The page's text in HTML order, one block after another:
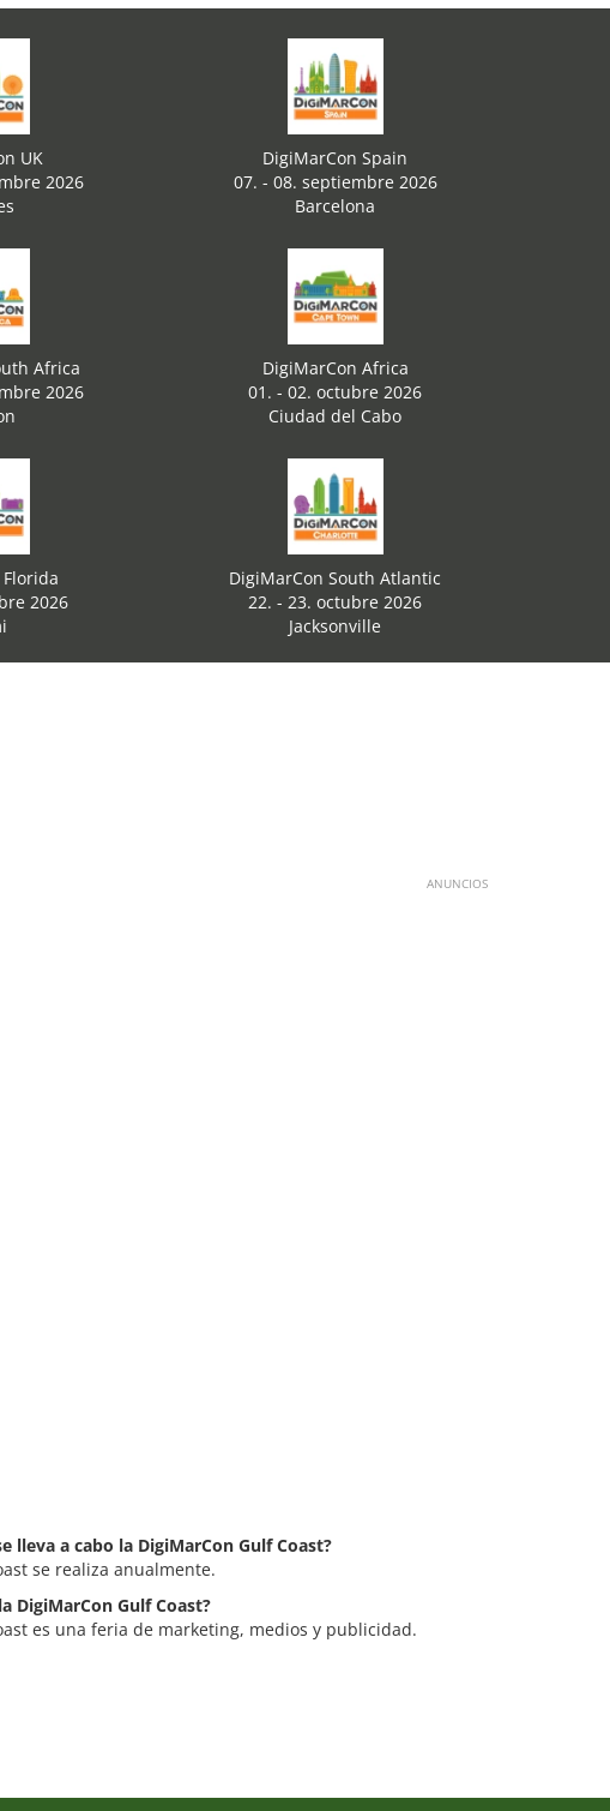
UK
2026
DigiMarCon Spain
07. - 08. septiembre 2026
Barcelona
Africa
2026
DigiMarCon Africa
01. - 02. octubre 2026
Ciudad del Cabo
2026
DigiMarCon South Atlantic
22. - 23. octubre 2026
Jacksonville
ANUNCIOS
lleva a cabo la DigiMarCon Gulf Coast?
se realiza anualmente.
DigiMarCon Gulf Coast?
es una feria de marketing, medios y publicidad.